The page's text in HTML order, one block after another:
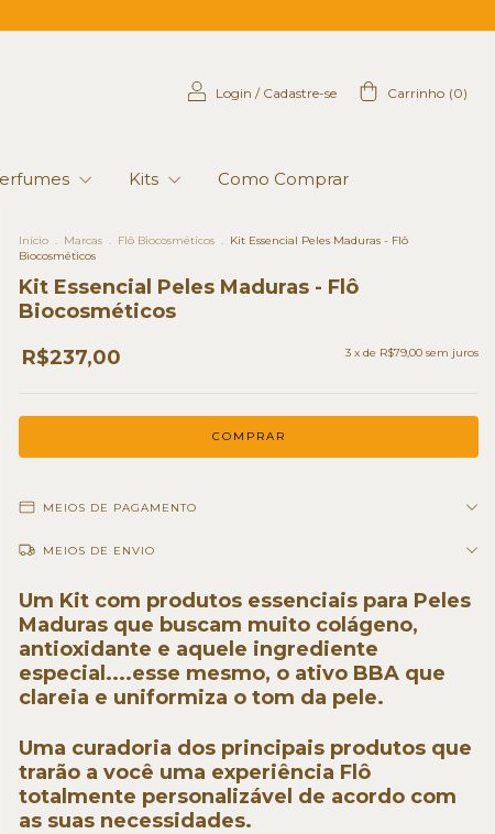
Login / Cadastre-se Carrinho (0)
Kits Como Comprar
Início . Marcas . Flô Biocosméticos . Kit Essencial Peles Maduras - Flô
Biocosméticos
Kit Essencial Peles Maduras - Flô
Biocosméticos
R$237,00
3 x de R$79,00 sem juros
MEIOS DE PAGAMENTO
MEIOS DE ENVIO
Um Kit com produtos essenciais para Peles
Maduras que buscam muito colágeno,
antioxidante e aquele ingrediente
especial....esse mesmo, o ativo BBA que
clareia e uniformiza o tom da pele.
Uma curadoria dos principais produtos que
trarão a você uma experiência Flô
totalmente personalizável de acordo com
as suas necessidades.